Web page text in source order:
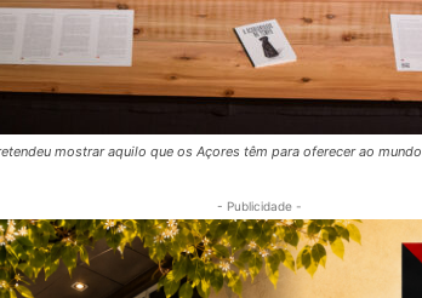
mostrar aquilo que os Açores têm para oferecer ao mundo
- Publicidade -